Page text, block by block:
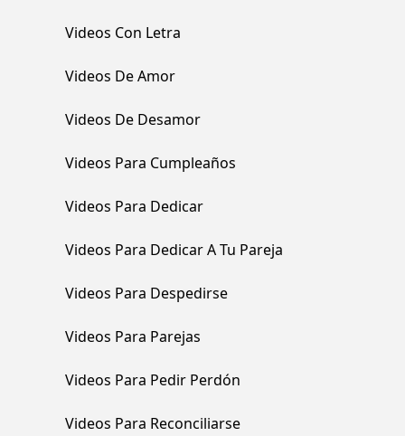
Videos Con Letra
Videos De Amor
Videos De Desamor
Videos Para Cumpleaños
Videos Para Dedicar
Videos Para Dedicar A Tu Pareja
Videos Para Despedirse
Videos Para Parejas
Videos Para Pedir Perdón
Videos Para Reconciliarse